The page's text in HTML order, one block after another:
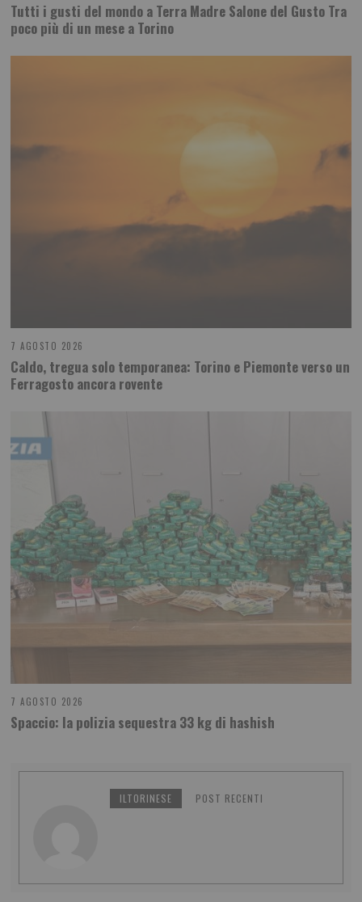
Tutti i gusti del mondo a Terra Madre Salone del Gusto Tra
poco più di un mese a Torino
7 AGOSTO 2026
Caldo, tregua solo temporanea: Torino e Piemonte verso un
Ferragosto ancora rovente
7 AGOSTO 2026
Spaccio: la polizia sequestra 33 kg di hashish
ILTORINESE POST RECENTI